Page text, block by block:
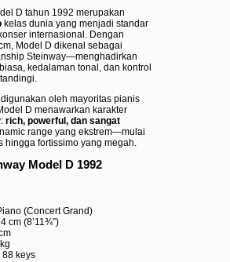
D tahun 1992 merupakan
kelas dunia yang menjadi standar
internasional. Dengan
Model D dikenal sebagai
Steinway—menghadirkan
kedalaman tonal, dan kontrol
oleh mayoritas pianis
D menawarkan karakter
rich, powerful, dan sangat
range yang ekstrem—mulai
hingga fortissimo yang megah.
Model D 1992
(Concert Grand)
cm (8’11¾”)
88 keys